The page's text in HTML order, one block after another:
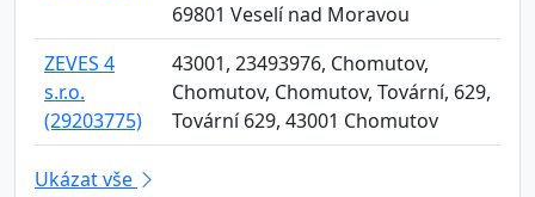
69801 Veselí nad Moravou
ZEVES 4
s.r.o.
(29203775)
43001, 23493976, Chomutov,
Chomutov, Chomutov, Tovární, 629,
Tovární 629, 43001 Chomutov
Ukázat vše